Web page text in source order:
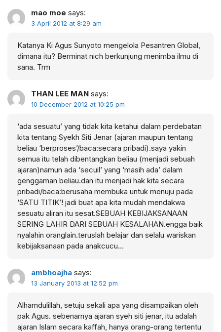
mao moe says:
3 April 2012 at 8:29 am
Katanya Ki Agus Sunyoto mengelola Pesantren Global,
dimana itu? Berminat nich berkunjung menimba ilmu di
sana. Trm
THAN LEE MAN says:
10 December 2012 at 10:25 pm
‘ada sesuatu’ yang tidak kita ketahui dalam perdebatan
kita tentang Syekh Siti Jenar (ajaran maupun tentang
beliau ‘berproses’/baca:secara pribadi).saya yakin
semua itu telah dibentangkan beliau (menjadi sebuah
ajaran)namun ada ‘secuil’ yang ‘masih ada’ dalam
genggaman beliau.dan itu menjadi hak kita secara
pribadi/baca:berusaha membuka untuk menuju pada
‘SATU TITIK’! jadi buat apa kita mudah mendakwa
sesuatu aliran itu sesat.SEBUAH KEBIJAKSANAAN
SERING LAHIR DARI SEBUAH KESALAHAN.engga baik
nyalahin oranglain.teruslah belajar dan selalu wariskan
kebijaksanaan pada anakcucu…
ambhoajha says:
13 January 2013 at 12:52 pm
Alhamdulillah, setuju sekali apa yang disampaikan oleh
pak Agus. sebenarnya ajaran syeh siti jenar, itu adalah
ajaran Islam secara kaffah, hanya orang-orang tertentu